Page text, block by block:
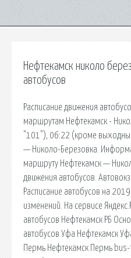
Нефтекамск николо
автобусов
Расписание движения
маршрутам Нефтекамск -
"101"), 06:22 (кроме
— Николо-Березовка.
маршруту Нефтекамск —
движения автобусов.
Расписание автобусов на
изменений. На сервисе
автобусов Нефтекамск РБ
автобусов Уфа Нефтекамск
Пермь Нефтекамск Пермь